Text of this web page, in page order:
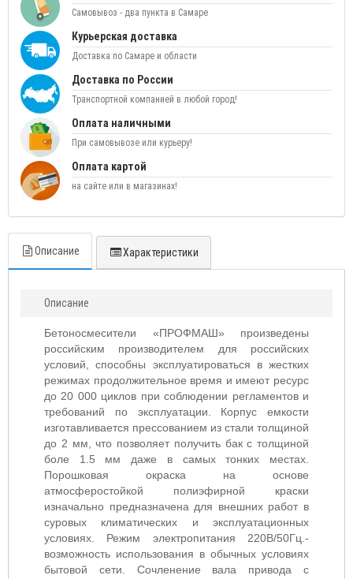
Самовывоз - два пункта в Самаре
Курьерская доставка
Доставка по Самаре и области
Доставка по России
Транспортной компанией в любой город!
Оплата наличными
При самовывозе или курьеру!
Оплата картой
на сайте или в магазинах!
Описание Характеристики
Описание
Бетоносмесители «ПРОФМАШ» произведены
российским производителем для российских
условий, способны эксплуатироваться в жестких
режимах продолжительное время и имеют ресурс
до 20 000 циклов при соблюдении регламентов и
требований по эксплуатации. Корпус емкости
изготавливается прессованием из стали толщиной
до 2 мм, что позволяет получить бак с толщиной
боле 1.5 мм даже в самых тонких местах.
Порошковая окраска на основе
атмосферостойкой полиэфирной краски
изначально предназначена для внешних работ в
суровых климатических и эксплуатационных
условиях. Режим электропитания 220В/50Гц.-
возможность использования в обычных условиях
бытовой сети. Сочленение вала привода с